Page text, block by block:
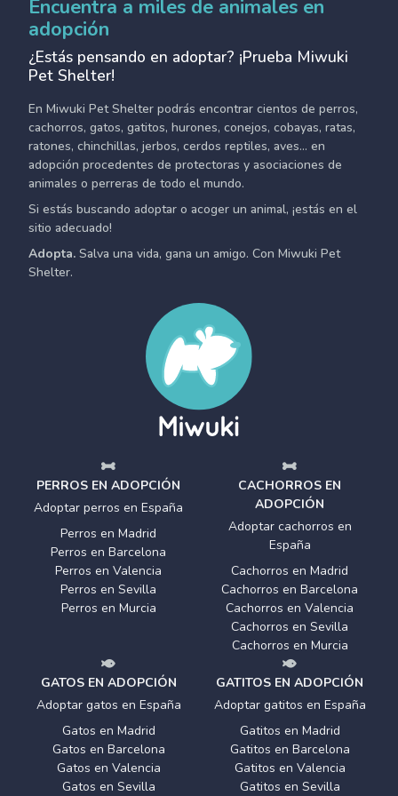
Encuentra a miles de animales en
adopción
¿Estás pensando en adoptar? ¡Prueba Miwuki
Pet Shelter!
En Miwuki Pet Shelter podrás encontrar cientos de perros,
cachorros, gatos, gatitos, hurones, conejos, cobayas, ratas,
ratones, chinchillas, jerbos, cerdos reptiles, aves... en
adopción procedentes de protectoras y asociaciones de
animales o perreras de todo el mundo.
Si estás buscando adoptar o acoger un animal, ¡estás en el
sitio adecuado!
Adopta. Salva una vida, gana un amigo. Con Miwuki Pet
Shelter.
PERROS EN ADOPCIÓN
Adoptar perros en España
Perros en Madrid
Perros en Barcelona
Perros en Valencia
Perros en Sevilla
Perros en Murcia
CACHORROS EN
ADOPCIÓN
Adoptar cachorros en
España
Cachorros en Madrid
Cachorros en Barcelona
Cachorros en Valencia
Cachorros en Sevilla
Cachorros en Murcia
GATOS EN ADOPCIÓN
Adoptar gatos en España
Gatos en Madrid
Gatos en Barcelona
Gatos en Valencia
Gatos en Sevilla
GATITOS EN ADOPCIÓN
Adoptar gatitos en España
Gatitos en Madrid
Gatitos en Barcelona
Gatitos en Valencia
Gatitos en Sevilla